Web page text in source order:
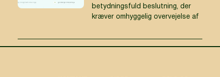
betydningsfuld beslutning, der
kræver omhyggelig overvejelse af